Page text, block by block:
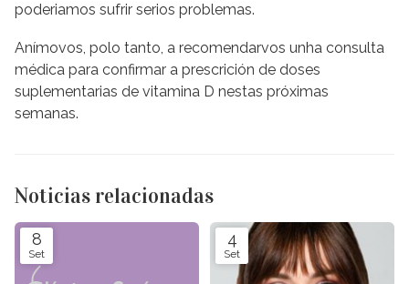
poderiamos sufrir serios problemas.
Anímovos, polo tanto, a recomendarvos unha consulta
médica para confirmar a prescrición de doses
suplementarias de vitamina D nestas próximas
semanas.
Noticias relacionadas
8
Set
4
Set